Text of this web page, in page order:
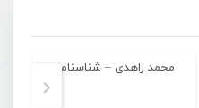
محمد زاهدی – شناسنامه